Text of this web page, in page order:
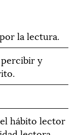
la lectura.
percibir y
hábito lector